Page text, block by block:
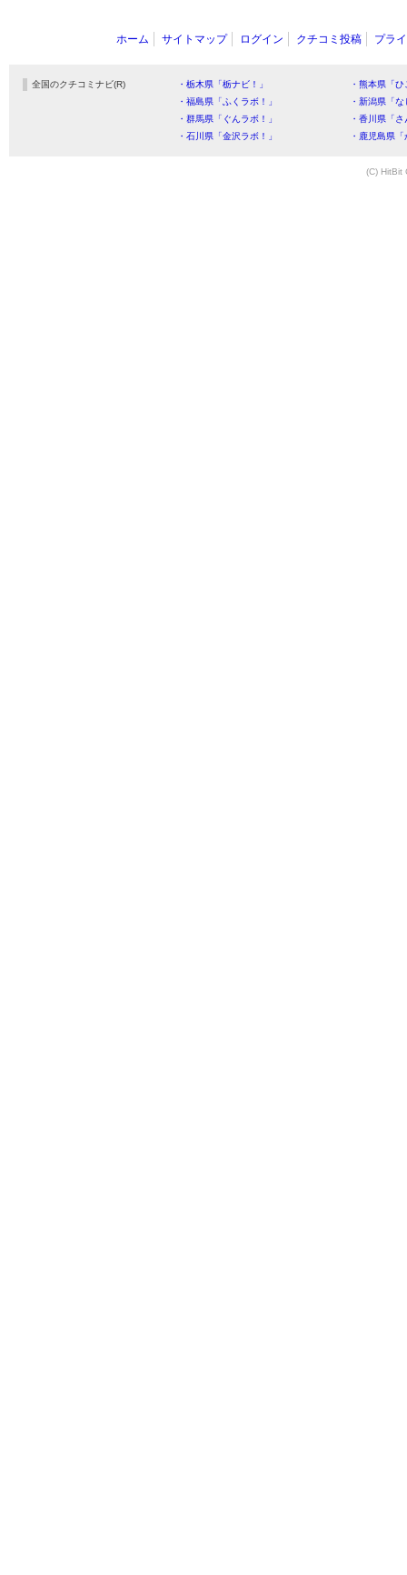
ホーム サイトマップ ログイン クチコミ投稿 プラ
全国のクチコミナビ(R) ・栃木県「栃ナビ！」
・熊本県「
・福島県「ふくラボ！」
・新潟県「
・群馬県「ぐんラボ！」
・香川県「
・石川県「金沢ラボ！」
・鹿児島県
(C) HitBit